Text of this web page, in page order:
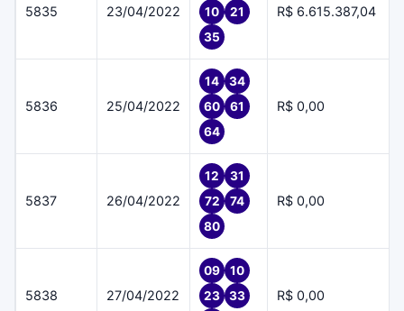
5835 23/04/2022 10
21
35
R$ 6.615.387,04
5836 25/04/2022
14
34
60
61
64
R$ 0,00
5837 26/04/2022
12
31
72
74
80
R$ 0,00
5838 27/04/2022
09
10
23
33
R$ 0,00